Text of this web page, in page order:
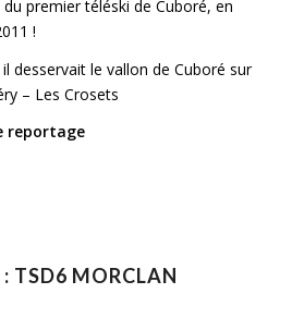
premier téléski de Cuboré, en
!
desservait le vallon de Cuboré sur
– Les Crosets
reportage
TSD6 MORCLAN